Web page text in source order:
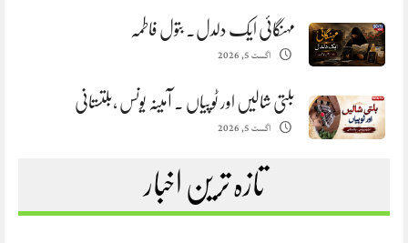
مہنگائی ایک دلدل. بتول فاطمہ
اگست 5, 2026
بلتی شالیں اور ٹوپیاں . آمینہ یونس ،بلتستانی
اگست 5, 2026
تازہ ترین اخبار